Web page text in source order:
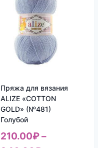
Пряжа для вязания
ALIZE «COTTON
GOLD» (№481)
Голубой
210.00₽–